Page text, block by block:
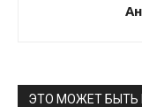
ЭТО МОЖЕТ БЫТЬ